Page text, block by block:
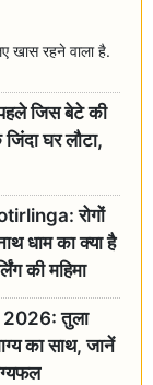
खास रहने वाला है.
जिस बेटे की
घर लौटा,
रोगों
धाम का क्या है
की महिमा
2026: तुला
का साथ, जानें